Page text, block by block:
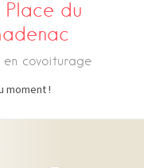
du
en covoiturage
moment !